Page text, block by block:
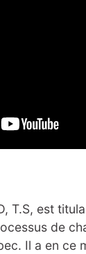
T.S, est
de
Il a en